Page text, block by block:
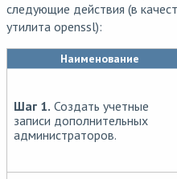
следующие действия (в
утилита openssl):
Наименование
Шаг 1. Создать учетные
записи дополнительных
администраторов.